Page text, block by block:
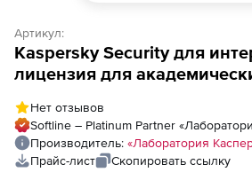
Артикул:
Kaspersky Security для
лицензия для
Нет отзывов
Softline – Platinum Partner
Производитель: «Лаборатория
Прайс-лист
Скопировать ссылку